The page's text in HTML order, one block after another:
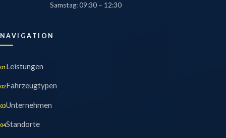
NAVIGATION
01 Leistungen
02Fahrzeugtypen
03Unternehmen
04Standorte
Samstag:09:30 – 12:30